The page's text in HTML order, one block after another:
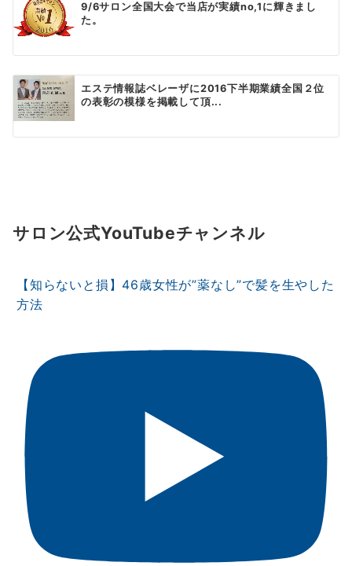
9/6サロン全国大会で当店が実績no,1に輝きまし
た。
エステ情報誌ベレーザに2016下半期業績全国２位
の表彰の模様を掲載して頂...
サロン公式YouTubeチャンネル
【知らないと損】46歳女性が”薬なし”で髪を生やした
方法